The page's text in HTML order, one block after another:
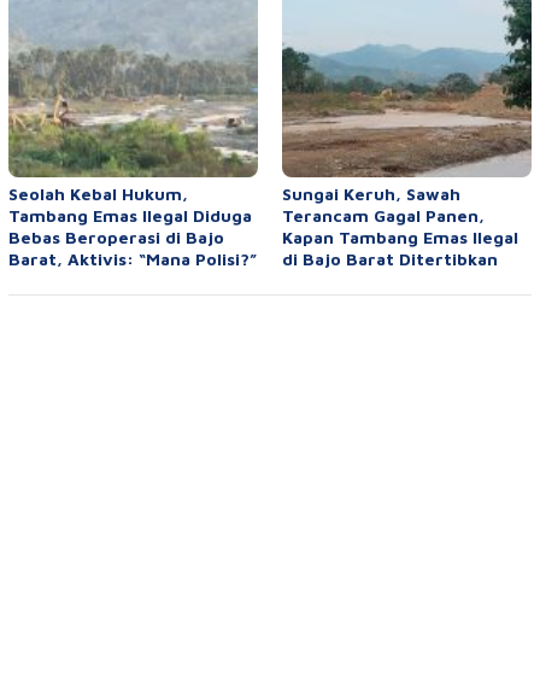
Seolah Kebal Hukum,
Tambang Emas Ilegal Diduga
Bebas Beroperasi di Bajo
Barat, Aktivis: “Mana Polisi?”
Sungai Keruh, Sawah
Terancam Gagal Panen,
Kapan Tambang Emas Ilegal
di Bajo Barat Ditertibkan